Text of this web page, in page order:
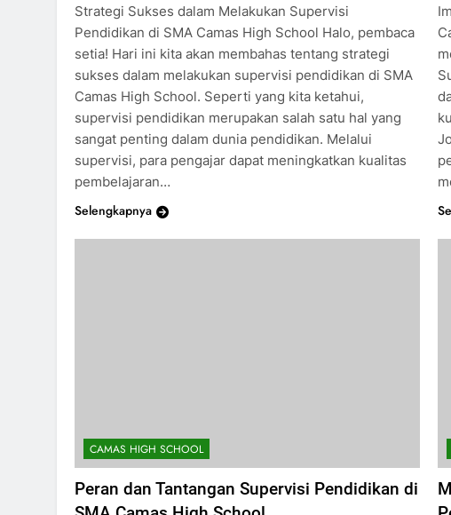
Strategi Sukses dalam Melakukan Supervisi
Pendidikan di SMA Camas High School Halo, pembaca
setia! Hari ini kita akan membahas tentang strategi
sukses dalam melakukan supervisi pendidikan di SMA
Camas High School. Seperti yang kita ketahui,
supervisi pendidikan merupakan salah satu hal yang
sangat penting dalam dunia pendidikan. Melalui
supervisi, para pengajar dapat meningkatkan kualitas
pembelajaran…
Selengkapnya
CAMAS HIGH SCHOOL
Peran dan Tantangan Supervisi Pendidikan di